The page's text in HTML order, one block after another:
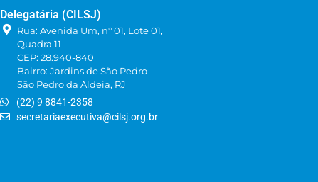
Delegatária (CILSJ)
Rua: Avenida Um, n° 01, Lote 01,
Quadra 11
CEP: 28.940-840
Bairro: Jardins de São Pedro
São Pedro da Aldeia, RJ
(22) 9 8841-2358
secretariaexecutiva@cilsj.org.br